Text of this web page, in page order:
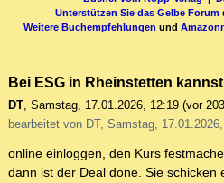
Unterstützen Sie das Gelbe Forum
Weitere Buchempfehlungen und
Bei ESG in Rheinstetten
DT, Samstag, 17.01.2026, 12:19 (vor
bearbeitet von DT, Samstag,
online einloggen, den Kurs
dann ist der Deal done. Sie schicken